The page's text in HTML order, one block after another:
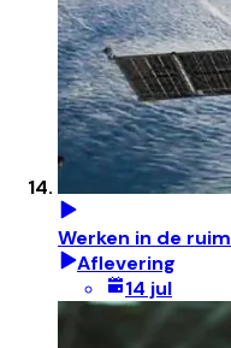
Werken in de
Aflevering
14 jul